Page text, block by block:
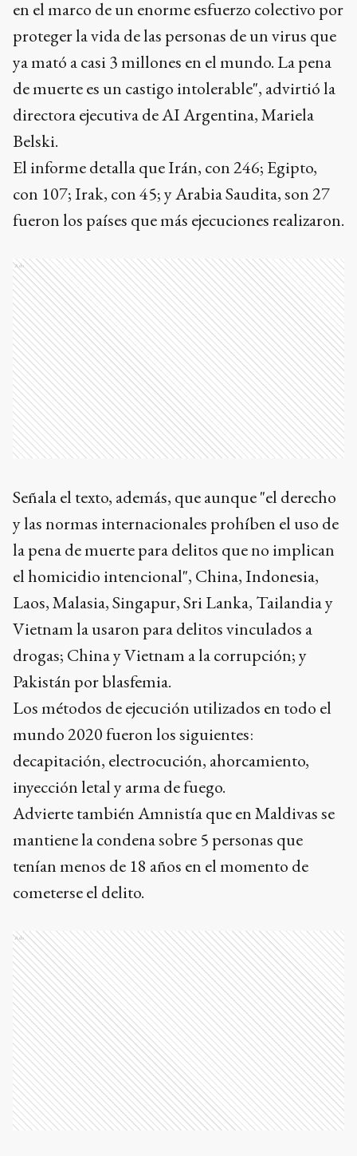
en el marco de un enorme esfuerzo colectivo por
proteger la vida de las personas de un virus que
ya mató a casi 3 millones en el mundo. La pena
de muerte es un castigo intolerable", advirtió la
directora ejecutiva de AI Argentina, Mariela
Belski.
El informe detalla que Irán, con 246; Egipto,
con 107; Irak, con 45; y Arabia Saudita, son 27
fueron los países que más ejecuciones realizaron.
Ads
Señala el texto, además, que aunque "el derecho
y las normas internacionales prohíben el uso de
la pena de muerte para delitos que no implican
el homicidio intencional", China, Indonesia,
Laos, Malasia, Singapur, Sri Lanka, Tailandia y
Vietnam la usaron para delitos vinculados a
drogas; China y Vietnam a la corrupción; y
Pakistán por blasfemia.
Los métodos de ejecución utilizados en todo el
mundo 2020 fueron los siguientes:
decapitación, electrocución, ahorcamiento,
inyección letal y arma de fuego.
Advierte también Amnistía que en Maldivas se
mantiene la condena sobre 5 personas que
tenían menos de 18 años en el momento de
cometerse el delito.
Ads